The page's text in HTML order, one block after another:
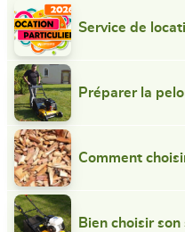
Service de
Préparer la
Comment
Bien choisir